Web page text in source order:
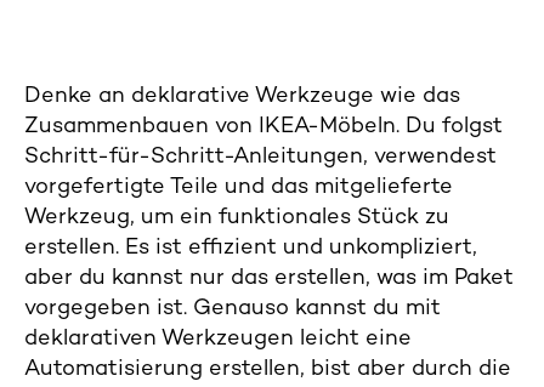
Denke an deklarative Werkzeuge wie das
Zusammenbauen von IKEA-Möbeln. Du folgst
Schritt-für-Schritt-Anleitungen, verwendest
vorgefertigte Teile und das mitgelieferte
Werkzeug, um ein funktionales Stück zu
erstellen. Es ist effizient und unkompliziert,
aber du kannst nur das erstellen, was im Paket
vorgegeben ist. Genauso kannst du mit
deklarativen Werkzeugen leicht eine
Automatisierung erstellen, bist aber durch die